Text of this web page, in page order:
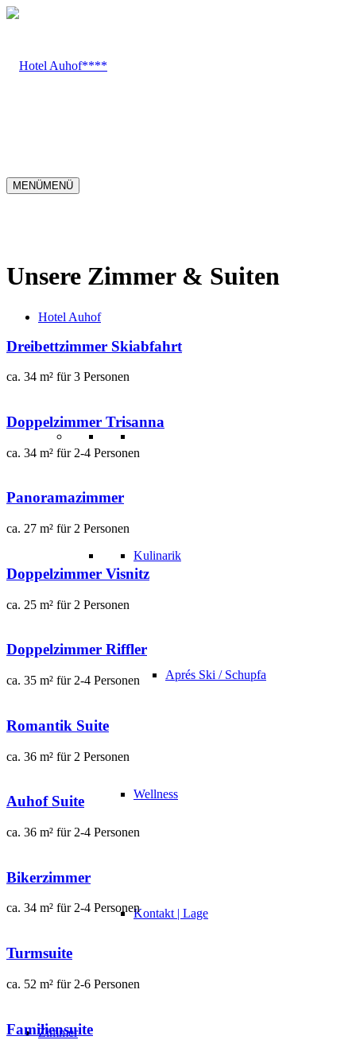
MENÜMENÜ
Hotel Auhof
Kulinarik
Aprés Ski / Schupfa
Wellness
Kontakt | Lage
Zimmer
Unsere Zimmer & Suiten
Dreibettzimmer Skiabfahrt
ca. 34 m² für 3 Personen
Doppelzimmer Trisanna
ca. 34 m² für 2-4 Personen
Panoramazimmer
ca. 27 m² für 2 Personen
Doppelzimmer Visnitz
ca. 25 m² für 2 Personen
Doppelzimmer Riffler
ca. 35 m² für 2-4 Personen
Romantik Suite
ca. 36 m² für 2 Personen
Auhof Suite
ca. 36 m² für 2-4 Personen
Bikerzimmer
ca. 34 m² für 2-4 Personen
Turmsuite
ca. 52 m² für 2-6 Personen
Familiensuite